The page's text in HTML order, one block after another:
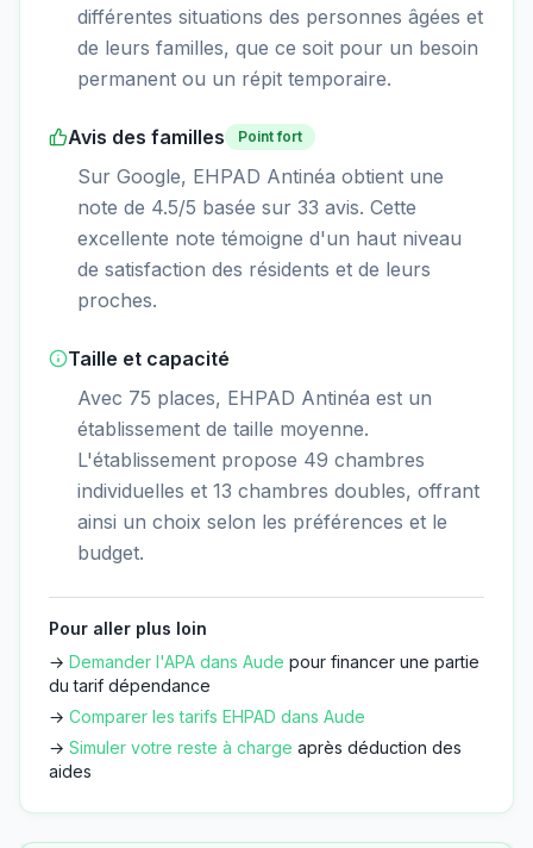
différentes situations des personnes âgées et
de leurs familles, que ce soit pour un besoin
permanent ou un répit temporaire.
Avis des familles Point fort
Sur Google, EHPAD Antinéa obtient une
note de 4.5/5 basée sur 33 avis. Cette
excellente note témoigne d'un haut niveau
de satisfaction des résidents et de leurs
proches.
Taille et capacité
Avec 75 places, EHPAD Antinéa est un
établissement de taille moyenne.
L'établissement propose 49 chambres
individuelles et 13 chambres doubles, offrant
ainsi un choix selon les préférences et le
budget.
Pour aller plus loin
→ Demander l'APA dans Aude pour financer une partie
du tarif dépendance
→ Comparer les tarifs EHPAD dans Aude
→ Simuler votre reste à charge après déduction des
aides